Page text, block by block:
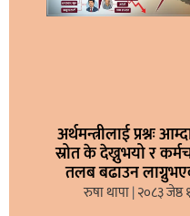
अर्थमन्त्रीलाई प्रश्नः
स्रोत के देख्नुभयो र
तलब बढाउन
रुषा थापा २०८३ जेष्ठ